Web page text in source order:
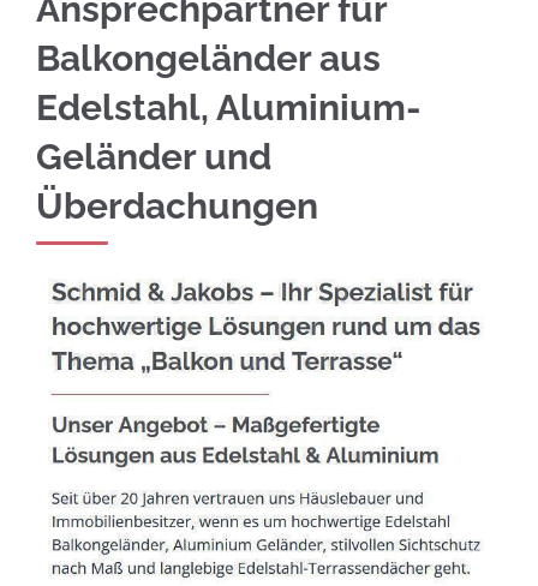
Ansprechpartner für
Balkongeländer aus
Edelstahl, Aluminium-
Geländer und
Überdachungen